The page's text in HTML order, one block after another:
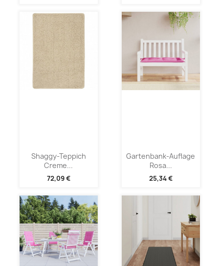
Shaggy-Teppich
Creme...
72,09 €
Gartenbank-Auflage
Rosa...
25,34 €